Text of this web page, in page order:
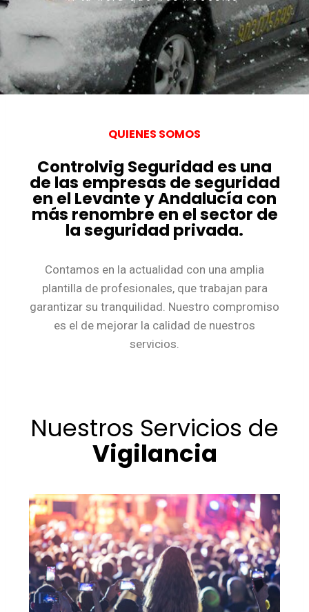
QUIENES SOMOS
Controlvig Seguridad es una
de las empresas de seguridad
en el Levante y Andalucía con
más renombre en el sector de
la seguridad privada.
Contamos en la actualidad con una amplia
plantilla de profesionales, que trabajan para
garantizar su tranquilidad. Nuestro compromiso
es el de mejorar la calidad de nuestros
servicios.
Nuestros Servicios de
Vigilancia